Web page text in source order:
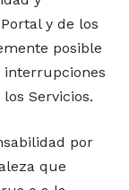
y de los
posible
interrupciones
Servicios.
por
que